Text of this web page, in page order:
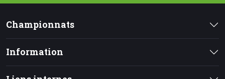
Championnats
Information